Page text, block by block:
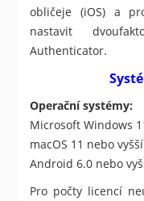
obličeje (iOS) a
nastavit
Authenticator.
Operační systémy:
Microsoft Windows
macOS 11 nebo vyšší
Android 6.0 nebo
Pro počty licencí